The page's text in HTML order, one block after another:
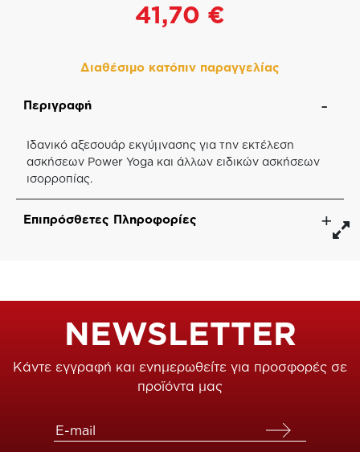
41,70 €
Διαθέσιμο κατόπιν παραγγελίας
Περιγραφή
Ιδανικό αξεσουάρ εκγύμνασης για την εκτέλεση
ασκήσεων Power Yoga και άλλων ειδικών ασκήσεων
ισορροπίας.
Επιπρόσθετες Πληροφορίες
NEWSLETTER
Κάντε εγγραφή και ενημερωθείτε για προσφορές σε
προϊόντα μας